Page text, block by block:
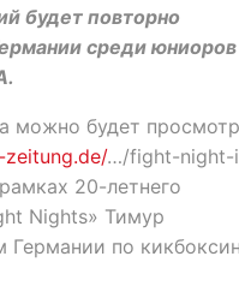
будет повторно
среди
можно будет
…/fight-
20-летнего
Nights» Тимур
по